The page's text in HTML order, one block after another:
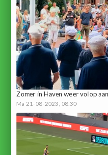
Zomer in Haven weer volop
Ma 21-08-2023, 08:30